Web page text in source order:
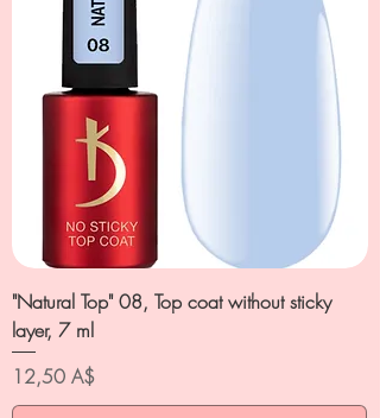
"Natural Top" 08, Top coat without sticky
layer, 7 ml
Цена
12,50 A$